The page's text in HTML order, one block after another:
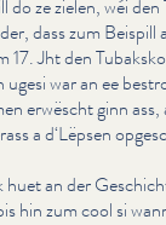
ze zielen, wéi den
dass zum Beispill
17. Jht den
war an ee
erwëscht ginn ass,
a d‘Lëpsen
an der
hin zum cool si